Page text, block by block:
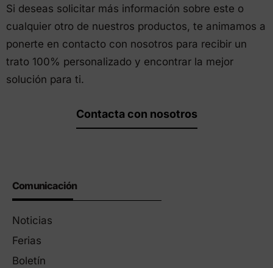
Si deseas solicitar más información sobre este o
cualquier otro de nuestros productos, te animamos a
ponerte en contacto con nosotros para recibir un
trato 100% personalizado y encontrar la mejor
solución para ti.
Contacta con nosotros
Comunicación
Noticias
Ferias
Boletín